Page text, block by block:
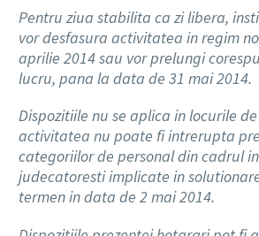
Pentru ziua stabilita ca zi libera,
vor desfasura activitatea in regim
aprilie 2014 sau vor prelungi
lucru, pana la data de 31 mai 2014.
Dispozitiile nu se aplica in locurile
activitatea nu poate fi intrerupta
categoriilor de personal din cadrul
judecatoresti implicate in
termen in data de 2 mai 2014.